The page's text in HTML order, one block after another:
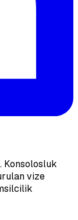
Konsolosluk
vize